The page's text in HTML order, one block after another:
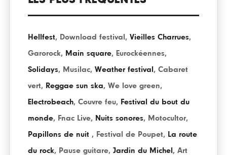
Hellfest, Download festival , Vieilles Charrues,
Garorock, Main square, Eurockéennes,
Solidays, Musilac, Weather festival , Cabaret
vert, Reggae sun ska, We love green,
Electrobeach, Couvre feu, Festival du bout du
monde, Fnac Live, Nuits sonores, Motocultor,
Papillons de nuit , Festival de Poupet, La route
du rock, Pause guitare, Jardin du Michel , Art